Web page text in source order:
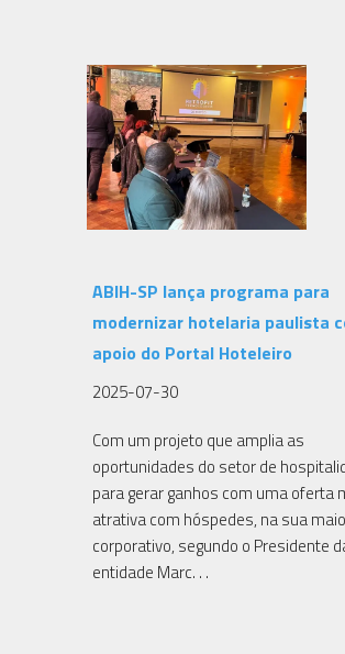
ABIH-SP lança programa para
modernizar hotelaria paulista
apoio do Portal Hoteleiro
2025-07-30
Com um projeto que amplia as
oportunidades do setor de
para gerar ganhos com uma oferta
atrativa com hóspedes, na sua
corporativo, segundo o Presidente
entidade Marc. . .